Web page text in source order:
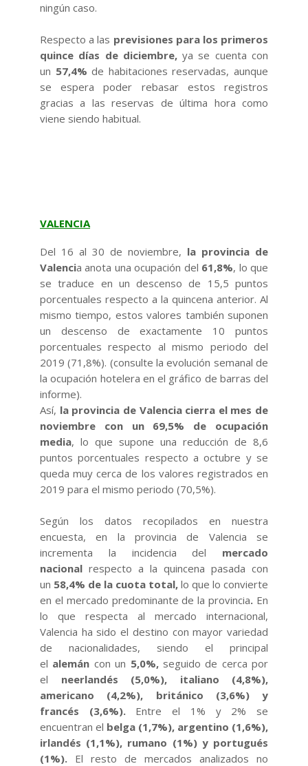
ningún caso.
Respecto a las previsiones para los primeros
quince días de diciembre,ya se cuenta con
un 57,4% de habitaciones reservadas, aunque
se espera poder rebasar estos registros
gracias a las reservas de última hora como
viene siendo habitual.
VALENCIA
Del 16 al 30 de noviembre, la provincia de
Valencia anota una ocupación del 61,8%, lo que
se traduce en un descenso de 15,5 puntos
porcentuales respecto a la quincena anterior. Al
mismo tiempo, estos valores también suponen
un descenso de exactamente 10 puntos
porcentuales respecto al mismo periodo del
2019 (71,8%). (consulte la evolución semanal de
la ocupación hotelera en el gráfico de barras del
informe).
Así, la provincia de Valencia cierra el mes de
noviembre con un 69,5% de ocupación
media, lo que supone una reducción de 8,6
puntos porcentuales respecto a octubre y se
queda muy cerca de los valores registrados en
2019 para el mismo periodo (70,5%).
Según los datos recopilados en nuestra
encuesta, en la provincia de Valencia se
incrementa la incidencia del mercado
nacional respecto a la quincena pasada con
un 58,4% de la cuota total, lo que lo convierte
en el mercado predominante de la provincia. En
lo que respecta al mercado internacional,
Valencia ha sido el destino con mayor variedad
de nacionalidades, siendo el principal
el alemán con un 5,0%, seguido de cerca por
el neerlandés (5,0%),
italiano (4,8%),
americano (4,2%), británico (3,6%) y
francés (3,6%). Entre el 1% y 2% se
encuentran el belga (1,7%), argentino (1,6%),
irlandés (1,1%), rumano (1%) y portugués
(1%). El resto de mercados analizados no